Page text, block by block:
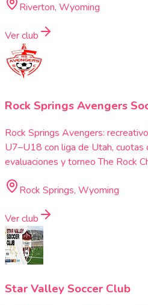
Riverton, Wyoming
Ver club
Rock Springs Avengers
Rock Springs Avengers:
U7–U18 con liga de Utah,
evaluaciones y torneo The Rock
Rock Springs, Wyoming
Ver club
Star Valley Soccer Club